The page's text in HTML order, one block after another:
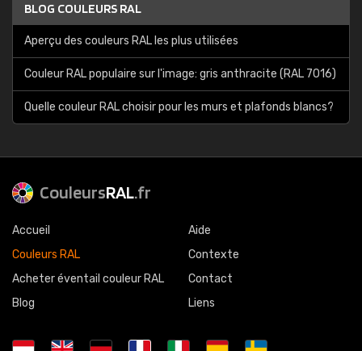
BLOG COULEURS RAL
Aperçu des couleurs RAL les plus utilisées
Couleur RAL populaire sur l'image: gris anthracite (RAL 7016)
Quelle couleur RAL choisir pour les murs et plafonds blancs?
CouleursRAL.fr
Accueil
Couleurs RAL
Acheter éventail couleur RAL
Blog
Aide
Contexte
Contact
Liens